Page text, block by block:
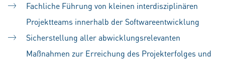
Fachliche Führung von kleinen interdisziplinären
Projektteams innerhalb der Softwareentwicklung
Sicherstellung aller abwicklungsrelevanten
Maßnahmen zur Erreichung des Projekterfolges und